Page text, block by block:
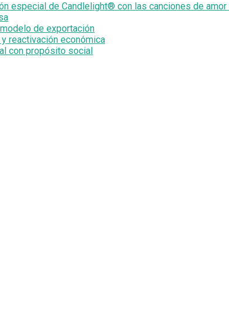
especial de Candlelight® con las canciones de
de exportación
reactivación económica
con propósito social